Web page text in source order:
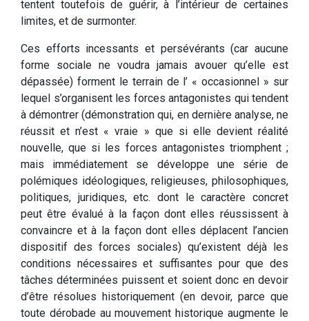
tentent toutefois de guérir, à l’intérieur de certaines
limites, et de surmonter.
Ces efforts incessants et persévérants (car aucune
forme sociale ne voudra jamais avouer qu’elle est
dépassée) forment le terrain de l’ « occasionnel » sur
lequel s’organisent les forces antagonistes qui tendent
à démontrer (démonstration qui, en dernière analyse, ne
réussit et n’est « vraie » que si elle devient réalité
nouvelle, que si les forces antagonistes triomphent ;
mais immédiatement se développe une série de
polémiques idéologiques, religieuses, philosophiques,
politiques, juridiques, etc. dont le caractère concret
peut être évalué à la façon dont elles réussissent à
convaincre et à la façon dont elles déplacent l’ancien
dispositif des forces sociales) qu’existent déjà les
conditions nécessaires et suffisantes pour que des
tâches déterminées puissent et soient donc en devoir
d’être résolues historiquement (en devoir, parce que
toute dérobade au mouvement historique augmente le